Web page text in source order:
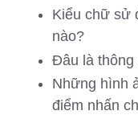
Kiểu chữ sử
nào?
Đâu là thông
Những hình
điểm nhấn